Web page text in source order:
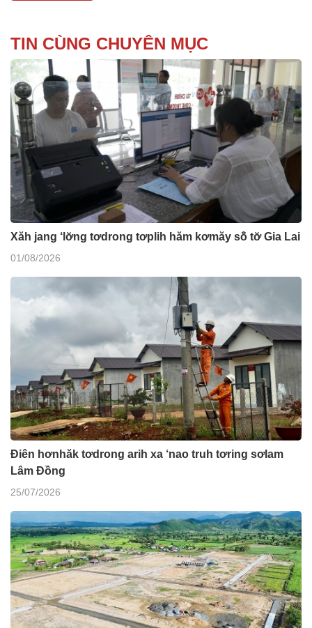
TIN CÙNG CHUYÊN MỤC
Xăh jang ‘lơ̆ng tơdrong tơplih hăm kơmăy sô̆ tơ̆ Gia Lai
01/08/2026
Điên hơnhăk tơdrong arih xa ‘nao truh tơring sơlam
Lâm Đồng
25/07/2026